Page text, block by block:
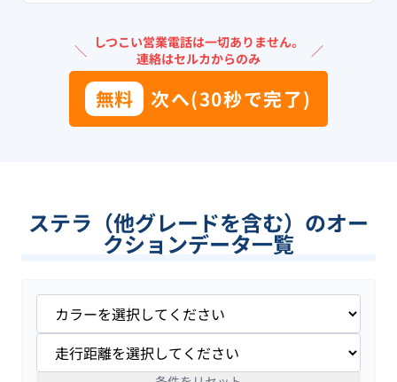
＼ しつこい営業電話は一切ありません。
連絡はセルカからのみ
／
無料 次へ(30秒で完了)
ステラ（他グレードを含む）のオー
クションデータ一覧